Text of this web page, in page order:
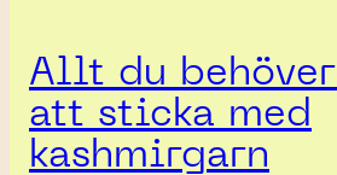
Allt du
att sticka med
kashmirgarn